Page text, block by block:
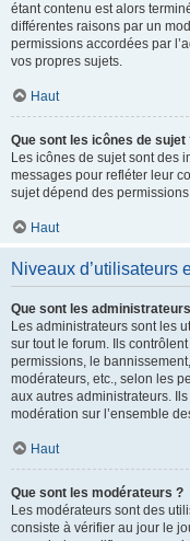
étant contenu est alors
différentes raisons par un
permissions accordées par
vos propres sujets.
Haut
Que sont les icônes de sujet
Les icônes de sujet sont des
messages pour refléter leur
sujet dépend des
Haut
Niveaux d’utilisateurs
Que sont les
Les administrateurs sont les
sur tout le forum. Ils
permissions, le
modérateurs, etc., selon les
aux autres administrateurs.
modération sur l’ensemble
Haut
Que sont les modérateurs ?
Les modérateurs sont des
consiste à vérifier au jour le